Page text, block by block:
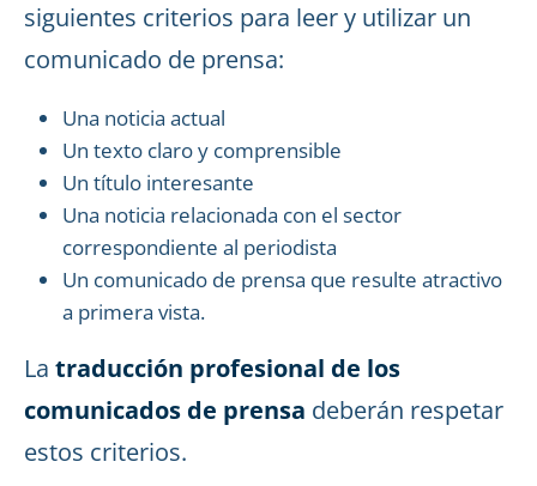
siguientes criterios para leer y utilizar un
comunicado de prensa:
Una noticia actual
Un texto claro y comprensible
Un título interesante
Una noticia relacionada con el sector
correspondiente al periodista
Un comunicado de prensa que resulte atractivo
a primera vista.
La traducción profesional de los
comunicados de prensa deberán respetar
estos criterios.